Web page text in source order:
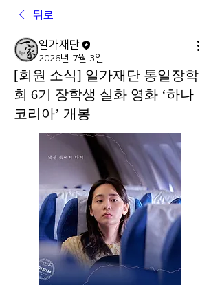
뒤로
일가재단
2026년 7월 3일
[회원 소식] 일가재단 통일장학
회 6기 장학생 실화 영화 ‘하나
코리아’ 개봉